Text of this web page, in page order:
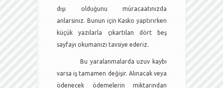
dışı olduğunu müracaatınızda
anlarsınız. Bunun için Kasko yaptırırken
küçük yazılarla çıkartılan dört beş
sayfayı okumanızı tavsiye ederiz.
Bu yaralanmalarda uzuv kaybı
varsa iş tamamen değişir. Alınacak veya
ödenecek ödemelerin miktarından